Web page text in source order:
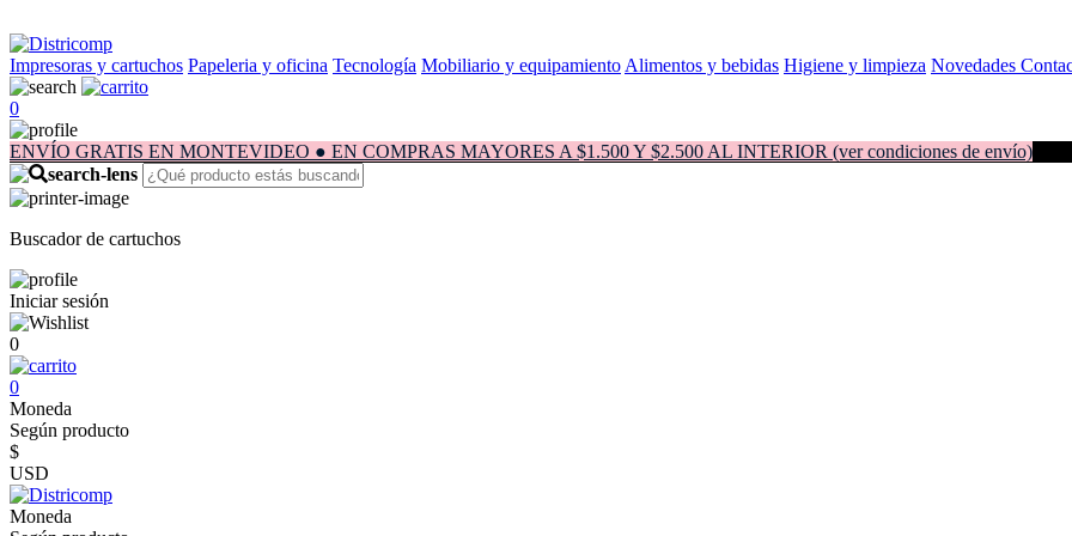
Impresoras y cartuchos Papeleria y oficina Tecnología Mobiliario y equipamiento Alimentos y bebidas Higiene y limpieza Novedades
0
ENVÍO GRATIS EN MONTEVIDEO ● EN COMPRAS MAYORES A $1.500 Y $2.500 AL INTERIOR (ver condiciones de envío)
Buscador de cartuchos
Iniciar sesión
0
0
Moneda
Según producto
$
USD
Moneda